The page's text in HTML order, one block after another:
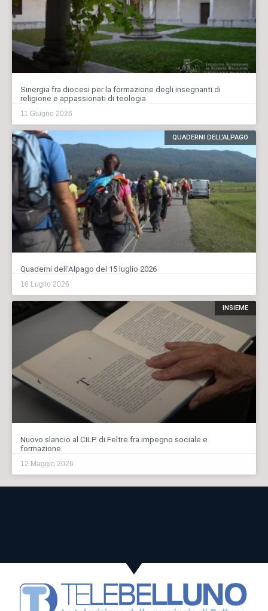
Sinergia fra diocesi per la formazione degli insegnanti di
religione e appassionati di teologia
11 Giugno 2026
QUADERNI DELL'ALPAGO
Quaderni dell’Alpago del 15 luglio 2026
16 Luglio 2026
INSIEME
Nuovo slancio al CILP di Feltre fra impegno sociale e
formazione
12 Maggio 2026